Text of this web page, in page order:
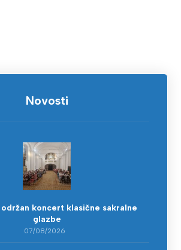
Novosti
koncert klasične sakralne
glazbe
07/08/2026